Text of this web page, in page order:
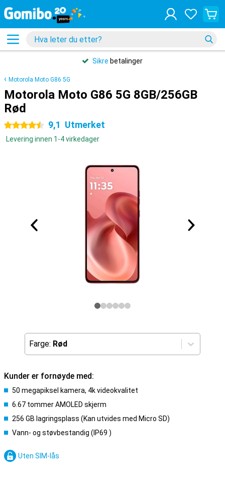
Sikre betalinger
Motorola Moto G86 5G
Motorola Moto G86 5G 8GB/256GB
Rød
4.5 stjerner 9,1 Utmerket
Levering innen 1-4 virkedager
Farge: Rød
Kunder er fornøyde med:
50 megapiksel kamera, 4k videokvalitet
6.67 tommer AMOLED skjerm
256 GB lagringsplass (Kan utvides med Micro SD)
Vann- og støvbestandig (IP69 )
Uten SIM-lås